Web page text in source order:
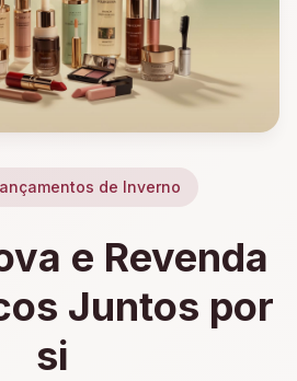
de Inverno
e Revenda
Juntos por
si